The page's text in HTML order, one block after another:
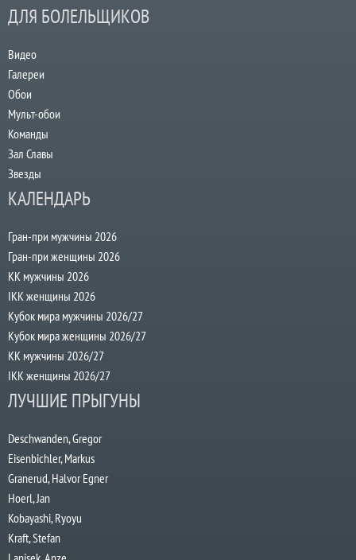
ДЛЯ БОЛЕЛЬЩИКОВ
Видео
Галереи
Обои
Мульт-обои
Команды
Зал Славы
Звезды
КАЛЕНДАРЬ
Гран-при мужчины 2026
Гран-при женщины 2026
КК мужчины 2026
IKK женщины 2026
Кубок мира мужчины 2026/27
Кубок мира женщины 2026/27
КК мужчины 2026/27
IKK женщины 2026/27
ЛУЧШИЕ ПРЫГУНЫ
Deschwanden, Gregor
Eisenbichler, Markus
Granerud, Halvor Egner
Hoerl, Jan
Kobayashi, Ryoyu
Kraft, Stefan